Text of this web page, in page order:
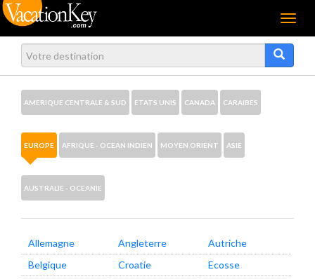
Menu
AMERIQUE CENTRALE & SUD ETATS UNIS CANADA CARAIBES
EUROPE AFRIQUE - OCEAN INDIEN MOYEN ORIENT ASIE
AUSTRALIE - OCEANIE
Allemagne Angleterre
Autriche
Belgique
Croatie
Ecosse